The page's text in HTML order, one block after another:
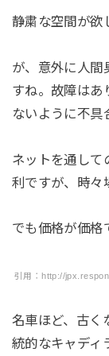
静粛な空間が欲
が、意外に人間
すね。故障はあ
ないように不具
ネットを通して
利ですが、時々
でも価格が価格
引用：http://
名車ほど、古く
統的なキャディ